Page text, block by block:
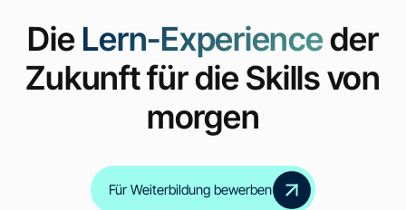
DieLern-Experienceder
Zukunft für die Skills von
morgen
Für Weiterbildung bewerben